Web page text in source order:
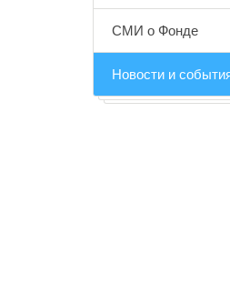
СМИ о Фонде
Новости и